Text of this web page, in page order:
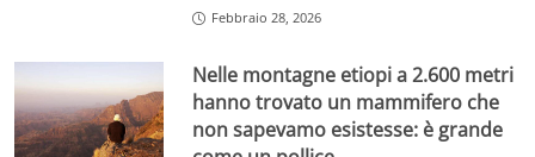
Febbraio 28, 2026
Nelle montagne etiopi a 2.600 metri
hanno trovato un mammifero che
non sapevamo esistesse: è grande